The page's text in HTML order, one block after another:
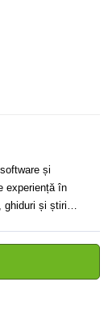
și
experiență în
ghiduri și știri.
mai bine